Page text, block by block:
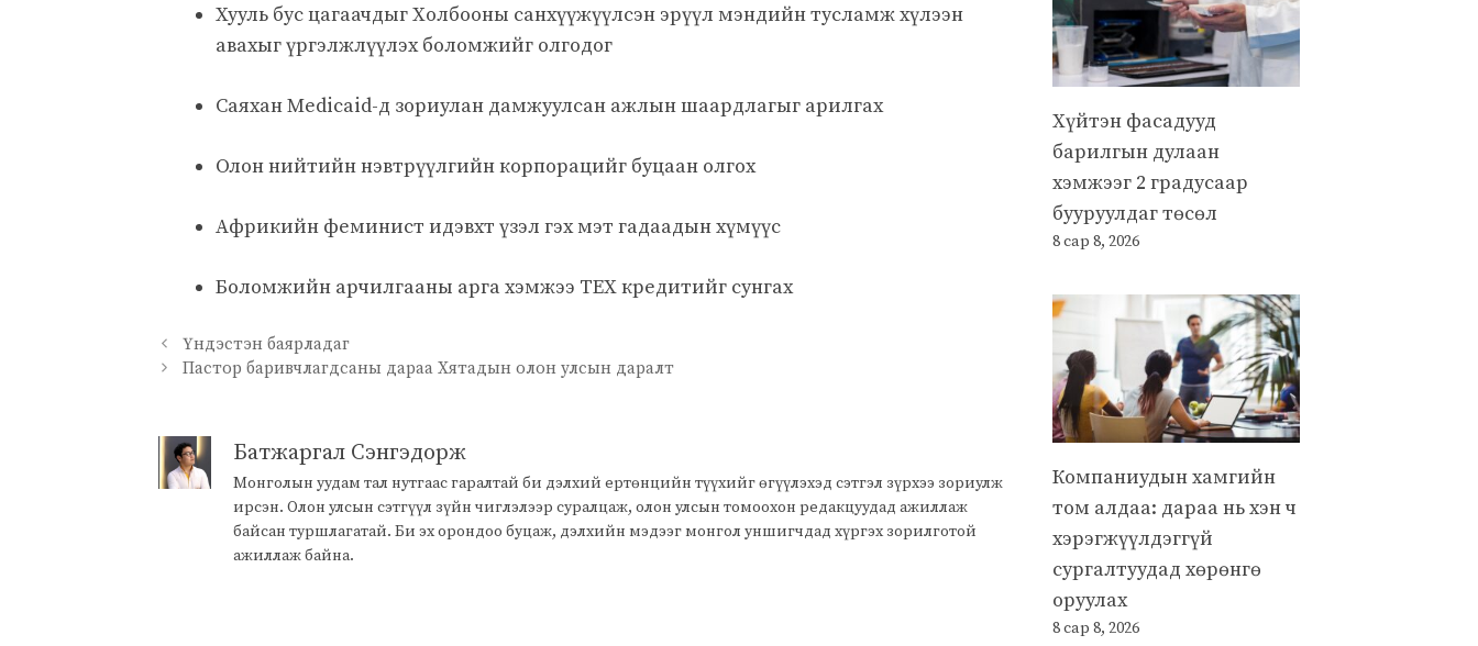
Хууль бус цагаачдыг Холбооны санхүүжүүлсэн эрүүл мэндийн тусламж хүлээн
авахыг үргэлжлүүлэх боломжийг олгодог
Саяхан Medicaid-д зориулан дамжуулсан ажлын шаардлагыг арилгах
Олон нийтийн нэвтрүүлгийн корпорацийг буцаан олгох
Африкийн феминист идэвхт үзэл гэх мэт гадаадын хүмүүс
Боломжийн арчилгааны арга хэмжээ TEX кредитийг сунгах
Үндэстэн баярладаг
Пастор баривчлагдсаны дараа Хятадын олон улсын даралт
Батжаргал Сэнгэдорж
Монголын уудам тал нутгаас гаралтай би дэлхий ертөнцийн түүхийг өгүүлэхэд сэтгэл зүрхээ зориулж
ирсэн. Олон улсын сэтгүүл зүйн чиглэлээр суралцаж, олон улсын томоохон редакцуудад ажиллаж
байсан туршлагатай. Би эх орондоо буцаж, дэлхийн мэдээг монгол уншигчдад хүргэх зорилготой
ажиллаж байна.
Хүйтэн фасадууд
барилгын дулаан
хэмжээг 2 градусаар
бууруулдаг төсөл
8 сар 8, 2026
Компаниудын хамгийн
том алдаа: дараа нь хэн ч
хэрэгжүүлдэггүй
сургалтуудад хөрөнгө
оруулах
8 сар 8, 2026